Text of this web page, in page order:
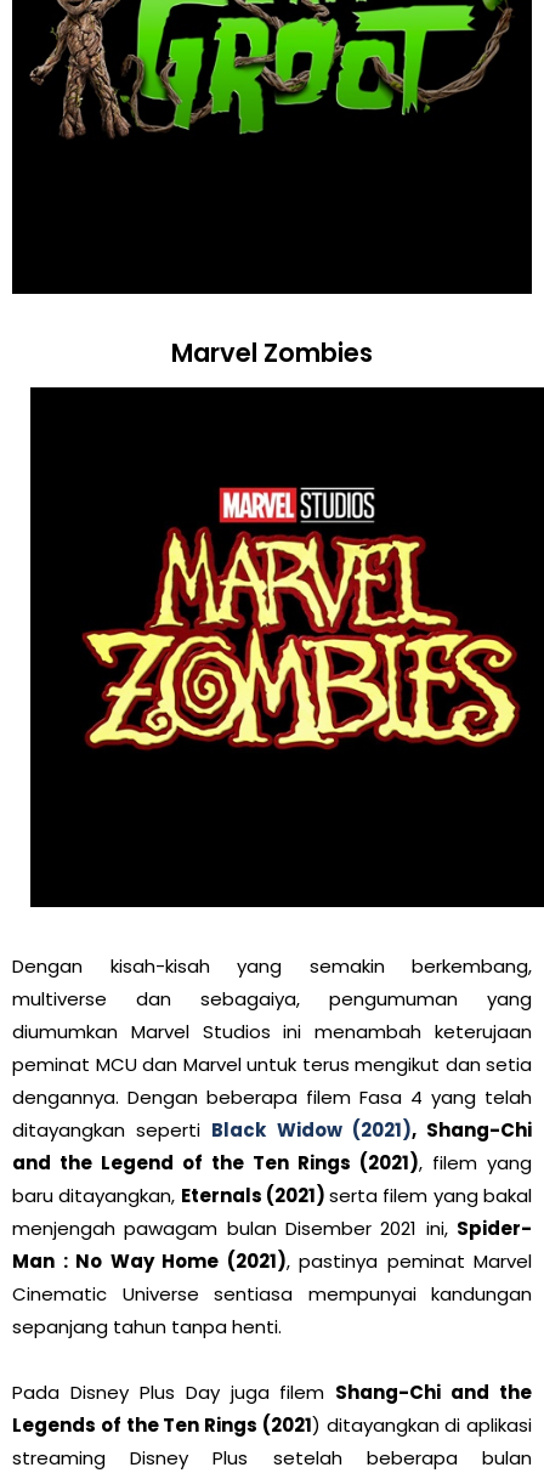
Marvel Zombies
Dengan kisah-kisah yang semakin berkembang,
multiverse dan sebagaiya, pengumuman yang
diumumkan Marvel Studios ini menambah keterujaan
peminat MCU dan Marvel untuk terus mengikut dan setia
dengannya. Dengan beberapa filem Fasa 4 yang telah
ditayangkan seperti Black Widow (2021), Shang-Chi
and the Legend of the Ten Rings (2021), filem yang
baru ditayangkan, Eternals (2021)serta filem yang bakal
menjengah pawagam bulan Disember 2021 ini, Spider-
Man : No Way Home (2021), pastinya peminat Marvel
Cinematic Universe sentiasa mempunyai kandungan
sepanjang tahun tanpa henti.
Pada Disney Plus Day juga filem Shang-Chi and the
Legends of the Ten Rings (2021) ditayangkan di aplikasi
streaming Disney Plus setelah beberapa bulan